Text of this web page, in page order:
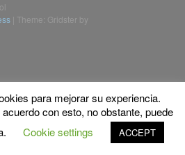
Theme: Gridster by
para mejorar su experiencia.
con esto, no obstante, puede
Cookie settings ACCEPT